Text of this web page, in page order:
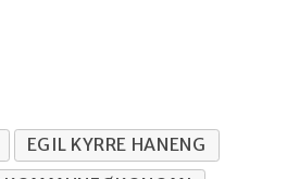
EGIL KYRRE HANENG